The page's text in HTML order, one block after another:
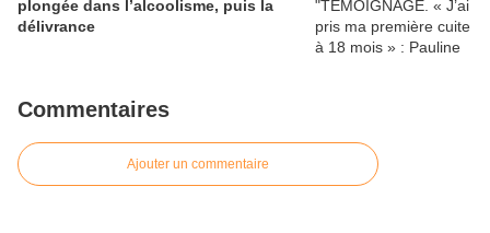
plongée dans l’alcoolisme, puis la
délivrance
Commentaires
Ajouter un commentaire